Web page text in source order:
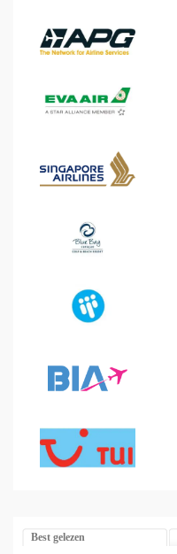
Best gelezen